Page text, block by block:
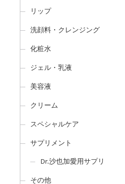
リップ
洗顔料・クレンジング
化粧水
ジェル・乳液
美容液
クリーム
スペシャルケア
サプリメント
Dr.沙也加愛用サプリ
その他